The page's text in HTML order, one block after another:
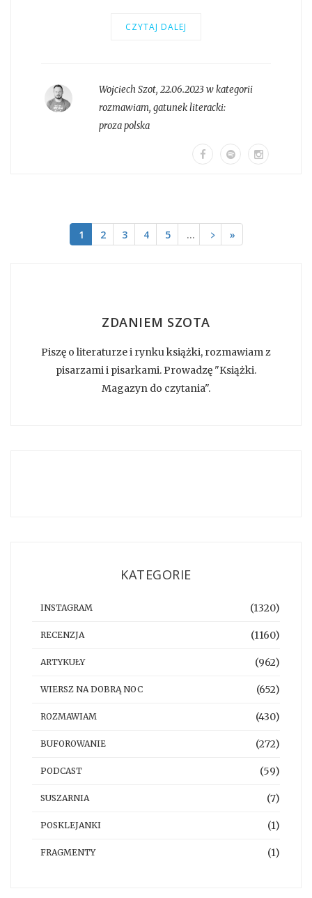
CZYTAJ DALEJ
Wojciech Szot, 22.06.2023 w kategorii
rozmawiam, gatunek literacki:
proza polska
1 2 3 4 5 … ﹥ »
ZDANIEM SZOTA
Piszę o literaturze i rynku książki, rozmawiam z
pisarzami i pisarkami. Prowadzę "Książki.
Magazyn do czytania".
KATEGORIE
INSTAGRAM (1320)
RECENZJA (1160)
ARTYKUŁY (962)
WIERSZ NA DOBRĄ NOC (652)
ROZMAWIAM (430)
BUFOROWANIE (272)
PODCAST (59)
SUSZARNIA (7)
POSKLEJANKI (1)
FRAGMENTY (1)